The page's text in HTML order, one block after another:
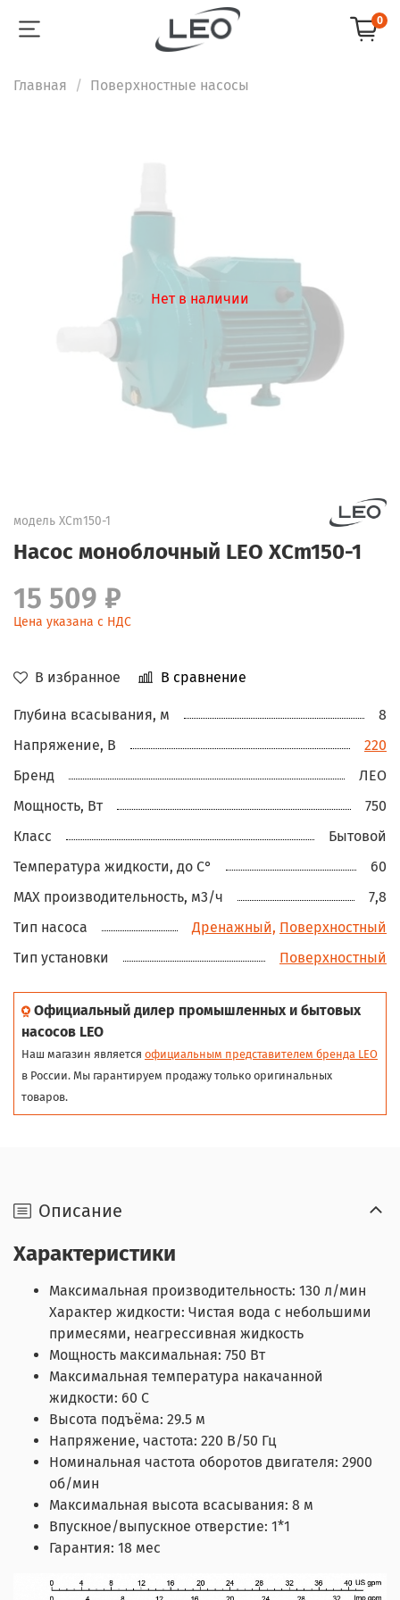
0
Главная Поверхностные насосы
Нет в наличии
модель XCm150-1
Насос моноблочный LEO XCm150-1
В избранное В сравнение
15 509 ₽
Цена указана с НДС
Глубина всасывания, м
8
Напряжение, В
220
Бренд
ЛЕО
Мощность, Вт
750
Класс
Бытовой
Температура жидкости, до С°
60
MAX производительность, м3/ч
7,8
Тип насоса
Дренажный, Поверхностный
Тип установки
Поверхностный
Официальный дилер промышленных и бытовых
насосов LEO
Наш магазин является официальным представителем бренда LEO
в России. Мы гарантируем продажу только оригинальных
товаров.
Описание
Характеристики
Максимальная производительность: 130 л/мин
Характер жидкости: Чистая вода с небольшими
примесями, неагрессивная жидкость
Мощность максимальная: 750 Вт
Максимальная температура накачанной
жидкости: 60 С
Высота подъёма: 29.5 м
Напряжение, частота: 220 В/50 Гц
Номинальная частота оборотов двигателя: 2900
об/мин
Максимальная высота всасывания: 8 м
Впускное/выпускное отверстие: 1*1
Гарантия: 18 мес